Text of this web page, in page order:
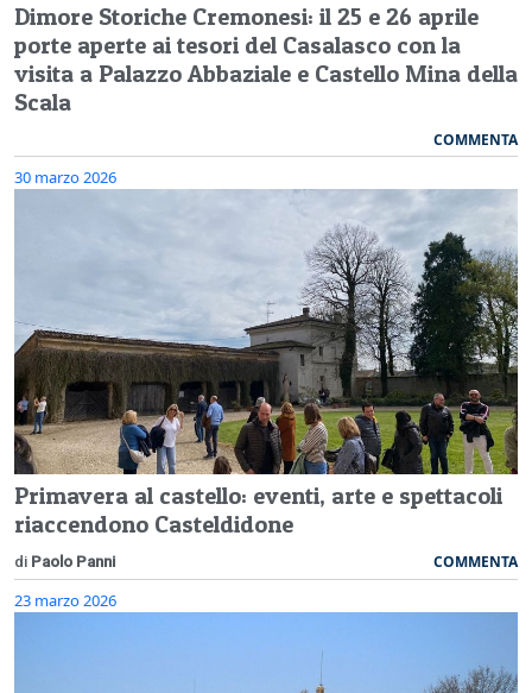
Dimore Storiche Cremonesi: il 25 e 26 aprile
porte aperte ai tesori del Casalasco con la
visita a Palazzo Abbaziale e Castello Mina della
Scala
COMMENTA
30 marzo 2026
Primavera al castello: eventi, arte e spettacoli
riaccendono Casteldidone
di Paolo Panni COMMENTA
23 marzo 2026